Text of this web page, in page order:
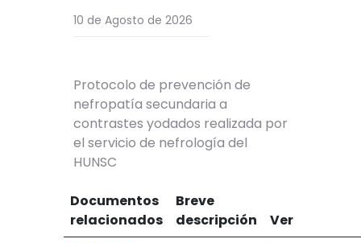
10 de Agosto de 2026
Protocolo de prevención de
nefropatía secundaria a
contrastes yodados realizada por
el servicio de nefrología del
HUNSC
Documentos
relacionados
Breve
descripción
Ver